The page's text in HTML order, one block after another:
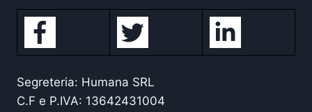
Segreteria: Humana SRL
C.F e P.IVA: 13642431004